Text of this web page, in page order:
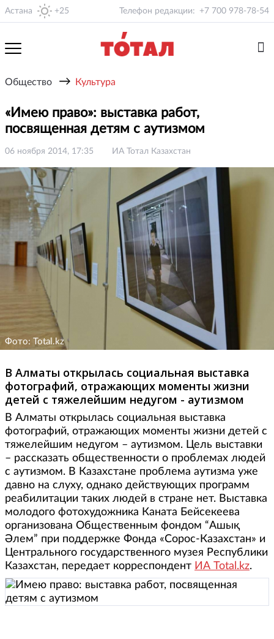
Астана +25 Телефон редакции: +7 700 978-78-54
Общество → Культура
«Имею право»: выставка работ,
посвященная детям с аутизмом
06 ноября 2014, 17:35 ИА Тотал Казахстан
Фото: Total.kz
В Алматы открылась социальная выставка
фотографий, отражающих моменты жизни
детей с тяжелейшим недугом - аутизмом
В Алматы открылась социальная выставка
фотографий, отражающих моменты жизни детей с
тяжелейшим недугом – аутизмом. Цель выставки
– рассказать общественности о проблемах людей
с аутизмом. В Казахстане проблема аутизма уже
давно на слуху, однако действующих программ
реабилитации таких людей в стране нет. Выставка
молодого фотохудожника Каната Бейсекеева
организована Общественным фондом “Ашық
Әлем” при поддержке Фонда «Сорос-Казахстан» и
Центрального государственного музея Республики
Казахстан, передает корреспондент ИА Total.kz.